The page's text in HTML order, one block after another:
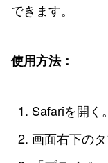
できます。
使用方法：
Safariを開く。
画面右下の